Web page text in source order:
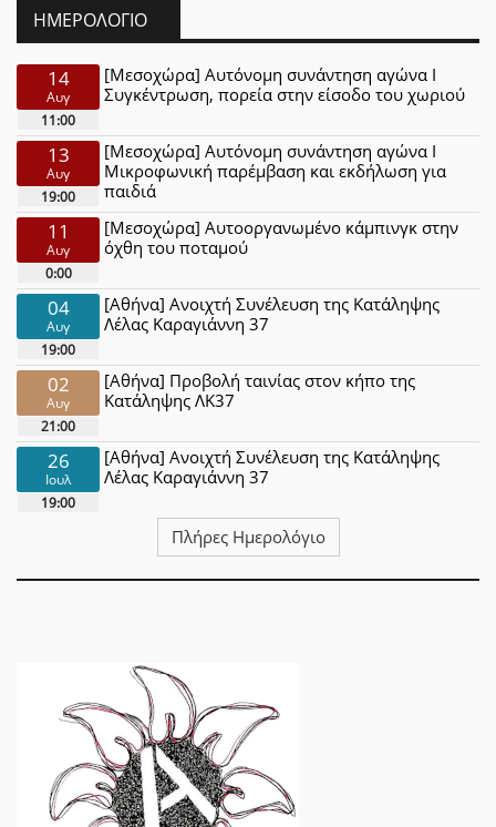
ΗΜΕΡΟΛΌΓΙΟ
14
Αυγ
11:00
[Μεσοχώρα] Αυτόνομη συνάντηση αγώνα Ι
Συγκέντρωση, πορεία στην είσοδο του χωριού
13
Αυγ
19:00
[Μεσοχώρα] Αυτόνομη συνάντηση αγώνα Ι
Μικροφωνική παρέμβαση και εκδήλωση για
παιδιά
11
Αυγ
0:00
[Μεσοχώρα] Αυτοοργανωμένο κάμπινγκ στην
όχθη του ποταμού
04
Αυγ
19:00
[Αθήνα] Ανοιχτή Συνέλευση της Κατάληψης
Λέλας Καραγιάννη 37
02
Αυγ
21:00
[Αθήνα] Προβολή ταινίας στον κήπο της
Κατάληψης ΛΚ37
26
Ιουλ
19:00
[Αθήνα] Ανοιχτή Συνέλευση της Κατάληψης
Λέλας Καραγιάννη 37
Πλήρες Ημερολόγιο